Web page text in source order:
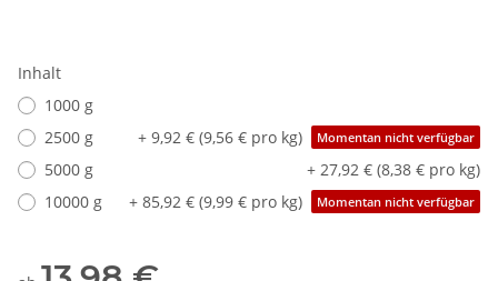
Inhalt
1000 g
2500 g
+ 9,92 € (9,56 € pro kg) Momentan nicht verfügbar
5000 g
+ 27,92 € (8,38 € pro kg)
10000 g
+ 85,92 € (9,99 € pro kg) Momentan nicht verfügbar